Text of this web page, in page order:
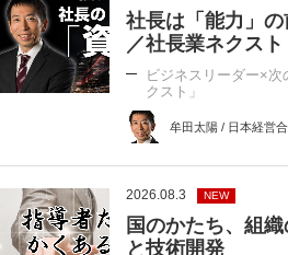
社長は「能力」
／社長業ネクス
ビジネスリーダー×
クスト」
牟田太陽 / 日本経営
2026.08.3 NEW
国のかたち、組
と技術開発